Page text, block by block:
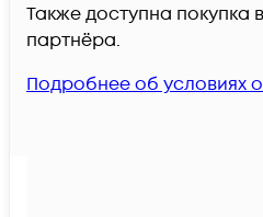
Также доступна покупка
партнёра.
Подробнее об условиях